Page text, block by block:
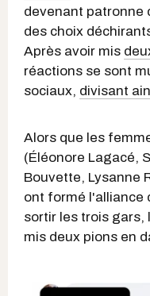
devenant patronne
des choix
Après avoir mis
réactions se sont
sociaux, divisant
Alors que les
(Éléonore Lagacé,
Bouvette, Lysanne
ont formé l'alliance
sortir les trois gars,
mis deux pions en